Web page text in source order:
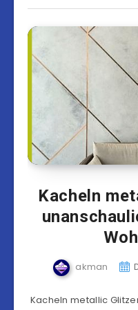
Kacheln
akman
Kacheln metallic